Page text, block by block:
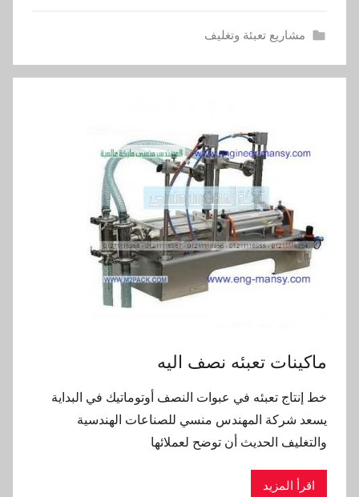
مشاريع تعبئة وتغليف
ماكينات تعبئه نصف اليه
خط إنتاج تعبئه في عبوات النصف أوتوماتيك في البداية
يسعد شركة المهندس منسي للصناعات الهندسية
والتغليف الحديث أن توضح لعملائها
اقرأ المزيد